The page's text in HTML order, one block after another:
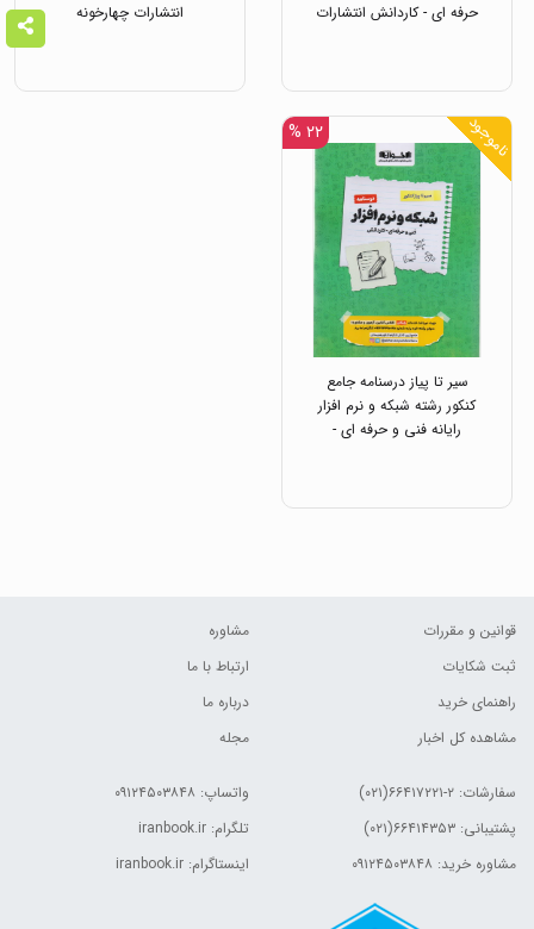
حرفه ای - کاردانش انتشارات
انتشارات چهارخونه
ناموجود ۲۲ %
سیر تا پیاز درسنامه جامع
کنکور رشته شبکه و نرم افزار
رایانه فنی و حرفه ای -
قوانین و مقررات
ثبت شکایات
راهنمای خرید
مشاهده کل اخبار
مشاوره
ارتباط با ما
درباره ما
مجله
سفارشات: ۲-۶۶۴۱۷۲۲۱(۰۲۱)
پشتیبانی: ۶۶۴۱۴۳۵۳(۰۲۱)
مشاوره خرید: ۰۹۱۲۴۵۰۳۸۴۸
واتساپ: ۰۹۱۲۴۵۰۳۸۴۸
تلگرام: iranbook.ir
اینستاگرام: iranbook.ir